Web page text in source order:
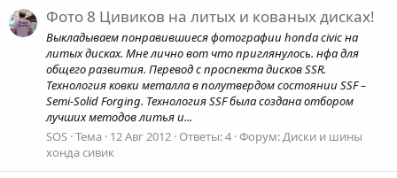
Фото 8 Цивиков на литых и кованых дисках!
Выкладываем понравившиеся фотографии honda civic на
литых дисках. Мне лично вот что приглянулось. нфа для
общего развития. Перевод с проспекта дисков SSR.
Технология ковки металла в полутвердом состоянии SSF –
Semi-Solid Forging. Технология SSF была создана отбором
лучших методов литья и...
SOS Тема 12 Авг 2012 Ответы: 4 Форум: Диски и шины
хонда сивик